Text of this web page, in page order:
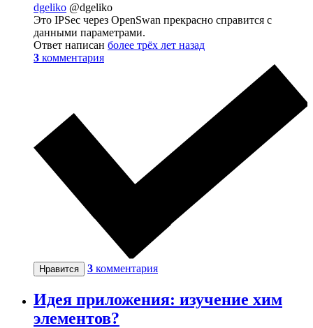
dgeliko @dgeliko
Это IPSec через OpenSwan прекрасно справится с
данными параметрами.
Ответ написан более трёх лет назад
3 комментария
Нравится 3 комментария
Идея приложения: изучение хим
элементов?